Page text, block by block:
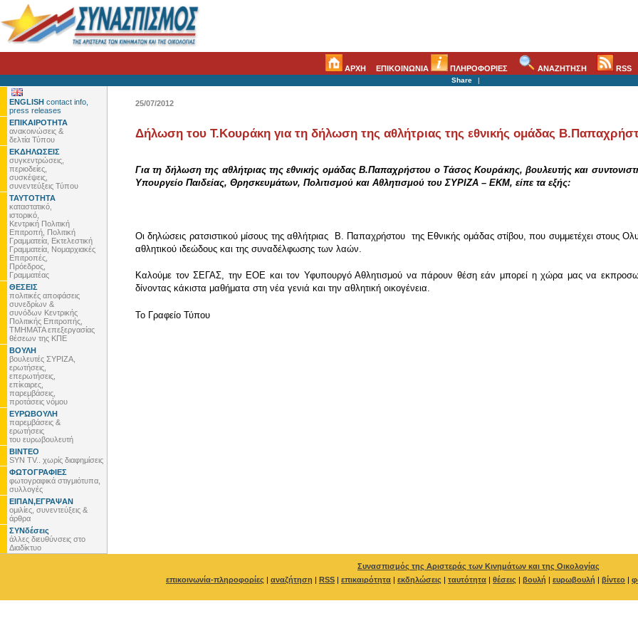
ΑΡΧΗ ΕΠΙΚΟΙΝΩΝΙΑ ΠΛΗΡΟΦΟΡΙΕΣ ΑΝΑΖΗΤΗΣΗ RSS
Share |
ENGLISH contact info,
press releases
ΕΠΙΚΑΙΡΟΤΗΤΑ
ανακοινώσεις &
δελτία Τύπου
ΕΚΔΗΛΩΣΕΙΣ
συγκεντρώσεις,
περιοδείες,
συσκέψεις,
συνεντεύξεις Τύπου
ΤΑΥΤΟΤΗΤΑ
καταστατικό,
ιστορικό,
Κεντρική Πολιτική
Επιτροπή, Πολιτική
Γραμματεία, Εκτελεστική
Γραμματεία, Νομαρχιακές
Επιτροπές,
Πρόεδρος,
Γραμματέας
ΘΕΣΕΙΣ
πολιτικές αποφάσεις
συνεδρίων &
συνόδων Κεντρικής
Πολιτικής Επιτροπής,
ΤΜΗΜΑΤΑ επεξεργασίας
θέσεων της ΚΠΕ
ΒΟΥΛΗ
βουλευτές ΣΥΡΙΖΑ,
ερωτήσεις,
επερωτήσεις,
επίκαιρες,
παρεμβάσεις,
προτάσεις νόμου
ΕΥΡΩΒΟΥΛΗ
παρεμβάσεις &
ερωτήσεις
του ευρωβουλευτή
ΒΙΝΤΕΟ
SYN TV.. χωρίς διαφημίσεις
ΦΩΤΟΓΡΑΦΙΕΣ
φωτογραφικά στιγμιότυπα,
συλλογές
ΕΙΠΑΝ,ΕΓΡΑΨΑΝ
ομιλίες, συνεντεύξεις &
άρθρα
ΣΥΝδέσεις
άλλες διευθύνσεις στο
Διαδίκτυο
25/07/2012
Δήλωση του Τ.Κουράκη για τη δήλωση της αθλήτριας της εθνικής ομάδας
Για τη δήλωση της αθλήτριας της εθνικής ομάδας Β.Παπαχρήστου ο Τάσος Κουράκης, βουλευτής και
Υπουργείο Παιδείας, Θρησκευμάτων, Πολιτισμού και Αθλητισμού του ΣΥΡΙΖΑ – ΕΚΜ, είπε τα εξής:
Οι δηλώσεις ρατσιστικού μίσους της αθλήτριας Β. Παπαχρήστου της Εθνικής ομάδας στίβου, που συμμετέχει στους
αθλητικού ιδεώδους και της συναδέλφωσης των λαών.
Καλούμε τον ΣΕΓΑΣ, την ΕΟΕ και τον Υφυπουργό Αθλητισμού να πάρουν θέση εάν μπορεί η χώρα μας να
δίνοντας κάκιστα μαθήματα στη νέα γενιά και την αθλητική οικογένεια.
To Γραφείο Τύπου
Συνασπισμός της Αριστεράς των Κινημάτων και της Οικολογίας
επικοινωνία-πληροφορίες | αναζήτηση | RSS | επικαιρότητα | εκδηλώσεις | ταυτότητα | θέσεις | βουλή | ευρωβουλή | βίντεο |